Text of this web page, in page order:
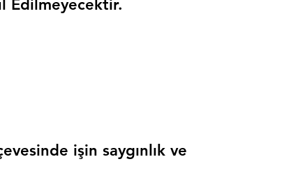
Edilmeyecektir.
işin saygınlık ve